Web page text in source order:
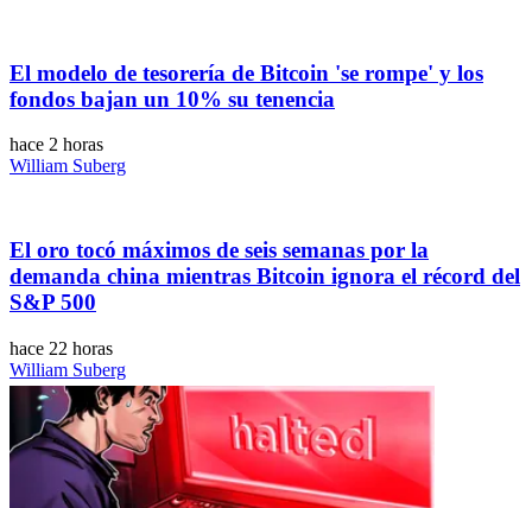
El modelo de tesorería de Bitcoin 'se rompe' y los
fondos bajan un 10% su tenencia
hace 2 horas
William Suberg
El oro tocó máximos de seis semanas por la
demanda china mientras Bitcoin ignora el récord del
S&P 500
hace 22 horas
William Suberg